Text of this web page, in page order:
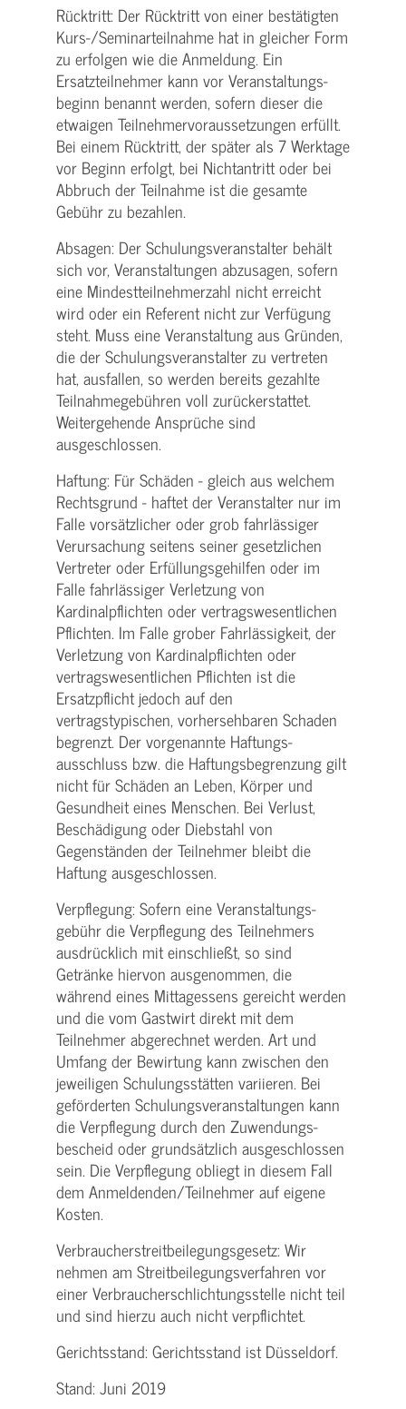
Rücktritt: Der Rücktritt von einer bestätigten
Kurs-/­Seminarteilnahme hat in gleicher Form
zu erfolgen wie die Anmeldung. Ein
Ersatzteilnehmer kann vor Veranstaltungs­
beginn benannt werden, sofern dieser die
etwaigen Teilnehmer­voraussetzungen erfüllt.
Bei einem Rücktritt, der später als 7 Werktage
vor Beginn erfolgt, bei Nichtantritt oder bei
Abbruch der Teilnahme ist die gesamte
Gebühr zu bezahlen.
Absagen: Der Schulungs­veranstalter behält
sich vor, Veranstaltungen abzusagen, sofern
eine Mindest­teilnehmerzahl nicht erreicht
wird oder ein Referent nicht zur Verfügung
steht. Muss eine Veranstaltung aus Gründen,
die der Schulungs­veranstalter zu vertreten
hat, ausfallen, so werden bereits gezahlte
Teilnahme­gebühren voll zurückerstattet.
Weitergehende Ansprüche sind
ausgeschlossen.
Haftung: Für Schäden - gleich aus welchem
Rechtsgrund - haftet der Veranstalter nur im
Falle vorsätzlicher oder grob fahrlässiger
Verursachung seitens seiner gesetzlichen
Vertreter oder Erfüllungsgehilfen oder im
Falle fahrlässiger Verletzung von
Kardinalpflichten oder vertrags­wesentlichen
Pflichten. Im Falle grober Fahrlässigkeit, der
Verletzung von Kardinalpflichten oder
vertrags­wesentlichen Pflichten ist die
Ersatzpflicht jedoch auf den
vertragstypischen, vorhersehbaren Schaden
begrenzt. Der vorgenannte Haftungs­
ausschluss bzw. die Haftungs­begrenzung gilt
nicht für Schäden an Leben, Körper und
Gesundheit eines Menschen. Bei Verlust,
Beschädigung oder Diebstahl von
Gegenständen der Teilnehmer bleibt die
Haftung ausgeschlossen.
Verpflegung: Sofern eine Veranstaltungs­
gebühr die Verpflegung des Teilnehmers
ausdrücklich mit einschließt, so sind
Getränke hiervon ausgenommen, die
während eines Mittagessens gereicht werden
und die vom Gastwirt direkt mit dem
Teilnehmer abgerechnet werden. Art und
Umfang der Bewirtung kann zwischen den
jeweiligen Schulungsstätten variieren. Bei
geförderten Schulungs­veranstaltungen kann
die Verpflegung durch den Zuwendungs­
bescheid oder grundsätzlich ausgeschlossen
sein. Die Verpflegung obliegt in diesem Fall
dem Anmeldenden/­Teilnehmer auf eigene
Kosten.
Verbraucher­streitbeilegungs­gesetz: Wir
nehmen am Streit­beilegungs­verfahren vor
einer Verbraucher­schlichtungs­stelle nicht teil
und sind hierzu auch nicht verpflichtet.
Gerichtsstand: Gerichtsstand ist Düsseldorf.
Stand: Juni 2019